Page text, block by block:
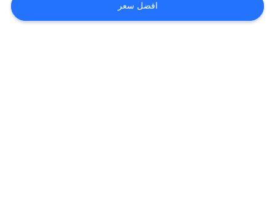
خريطة
افضل سعر